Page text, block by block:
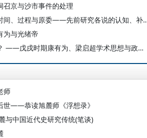
召京与沙市事件的处理
茅海建：戊戌政变的时间、过
为与光绪帝
茅海建：中学或西学？ ——戊戌时期康有为、梁启超学术思想与政治思想之底色
师
世——恭读旭麓师《浮想录》
与中国近代史研究传统(笔谈)